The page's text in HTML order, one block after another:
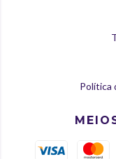
Política